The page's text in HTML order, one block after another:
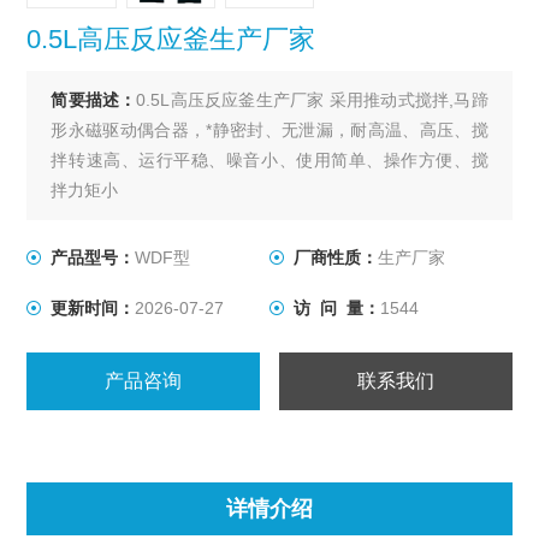
0.5L高压反应釜生产厂家
简要描述：0.5L高压反应釜生产厂家 采用推动式搅拌,马蹄
形永磁驱动偶合器，*静密封、无泄漏，耐高温、高压、搅
拌转速高、运行平稳、噪音小、使用简单、操作方便、搅
拌力矩小
产品型号：WDF型 厂商性质： 生产厂家
更新时间： 2026-07-27 访 问 量： 1544
产品咨询 联系我们
详情介绍